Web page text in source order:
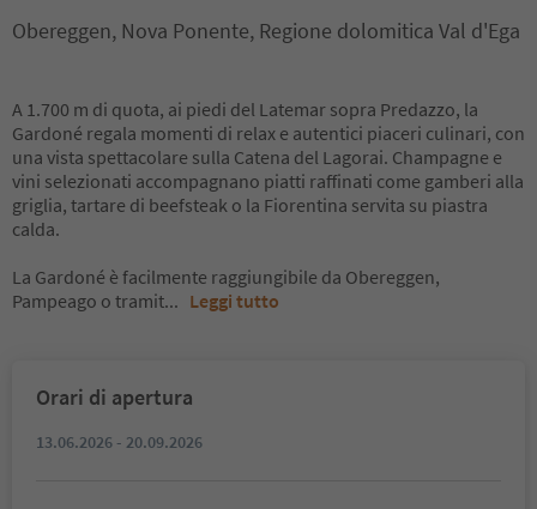
Obereggen, Nova Ponente, Regione dolomitica Val d'Ega
A 1.700 m di quota, ai piedi del Latemar sopra Predazzo, la
Gardoné regala momenti di relax e autentici piaceri culinari, con
una vista spettacolare sulla Catena del Lagorai. Champagne e
vini selezionati accompagnano piatti raffinati come gamberi alla
griglia, tartare di beefsteak o la Fiorentina servita su piastra
calda.
La Gardoné è facilmente raggiungibile da Obereggen,
Pampeago o tramit... Leggi tutto
Orari di apertura
13.06.2026 - 20.09.2026